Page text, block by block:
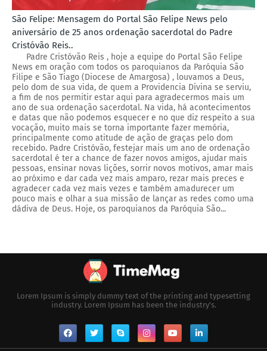
São Felipe: Mensagem do Portal São Felipe News pelo
aniversário de 25 anos ordenação sacerdotal do Padre
Cristóvão Reis..
Padre Cristóvão Reis , hoje a equipe do Portal São Felipe
News em oração com todos os paroquianos da Paróquia São
Filipe e São Tiago (Diocese de Amargosa) , louvamos a Deus,
pelo dom de sua vida, de quem a Providencia Divina se serviu,
a fim de nos permitir estar aqui para agradecermos mais um
ano de sua ordenação sacerdotal. Na vida, há acontecimentos
e datas que não podemos esquecer e no que diz respeito a sua
vocação, muito mais se torna importante fazer memória,
principalmente como atitude de ação de graças pelo dom
recebido. Padre Cristóvão, festejar mais um ano de ordenação
sacerdotal é ter a chance de fazer novos amigos, ajudar mais
pessoas, ensinar novas lições, sorrir novos motivos, amar mais
ao próximo e dar cada vez mais amparo, rezar mais preces e
agradecer cada vez mais vezes e também amadurecer um
pouco mais e olhar a sua missão de lançar as redes como uma
dádiva de Deus. Hoje, os paroquianos da Paróquia São...
Lorem Ipsum is simply dummy text of the printing and typesetting
industry. Lorem Ipsum has been the industry's.